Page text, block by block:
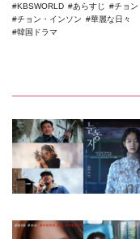
KBSWORLD あらすじ
チョン
チョン・インソン
華麗な日々
韓国ドラマ